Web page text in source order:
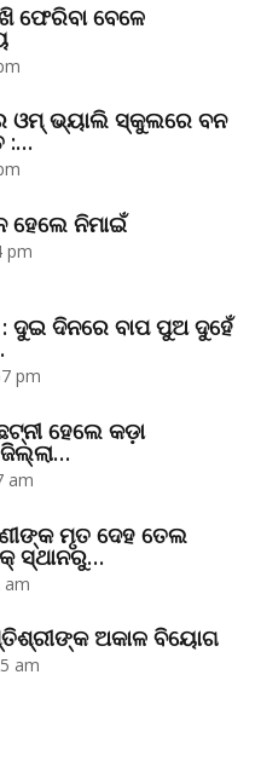
ଫେରିବା ବେଳେ
ଓମ୍‌ ଭ୍ୟାଲି ସ୍କୁଲରେ ବନ
:…
ହେଲେ ନିମାଇଁ
pm
: ଦୁଇ ଦିନରେ ବାପ ପୁଅ ଦୁହେଁ
pm
ହେଲେ କଡ଼ା
ଜିଲ୍ଲା…
am
ମୃତ ଦେହ ତେଲ
ସ୍ଥାନରୁ…
am
ଅକାଳ ବିୟୋଗ
am